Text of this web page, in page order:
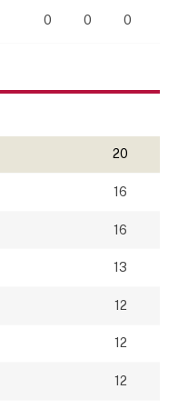
0 0 0
20
16
16
13
12
12
12